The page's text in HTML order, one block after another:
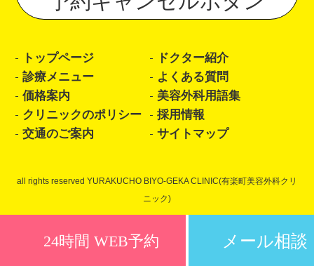
トップページ
ドクター紹介
診療メニュー
よくある質問
価格案内
美容外科用語集
クリニックのポリシー
採用情報
交通のご案内
サイトマップ
all rights reserved YURAKUCHO BIYO-GEKA CLINIC(有楽町美容外科クリ
ニック)